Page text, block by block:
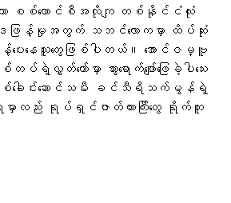
ာ စစ်ကောင်စီအလိုကျ တစ်နိုင်ငံလုံး
ဝါဒဖြန့်မှုအတွက် သဘင်လောကမှာ ထိပ်ဆုံး
န့်ပေးနေသူတွေဖြစ်ပါတယ်။ အောင်ဇမ္ဗူ
လွှတ်တော်မှာ သွားရောက်ဖျော်ဖြေခဲ့ပါသေး
ေါင်းဆောင်သမီး ခင်သီရိသက်မွန်ရဲ့
ည်း ရုပ်ရှင်ဇာတ်ကားကြီးတွေ ရိုက်ကူး